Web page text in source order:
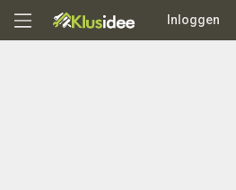
Inloggen